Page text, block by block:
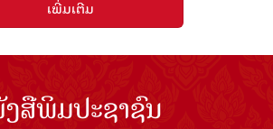
ສືພິມປະຊາຊົນ
ນກຳແພງເມືອງ ນະຄອນຫຼວງວຽງຈັນ